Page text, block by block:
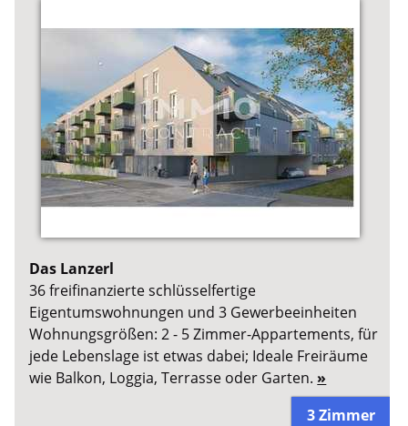
Das Lanzerl
36 freifinanzierte schlüsselfertige
Eigentumswohnungen und 3 Gewerbeeinheiten
Wohnungsgrößen: 2 - 5 Zimmer-Appartements, für
jede Lebenslage ist etwas dabei; Ideale Freiräume
wie Balkon, Loggia, Terrasse oder Garten. »
3 Zimmer